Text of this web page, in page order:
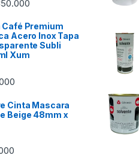
Café Premium
Acero Inox Tapa
Subli
Xum
Cinta Mascara
Beige 48mm x